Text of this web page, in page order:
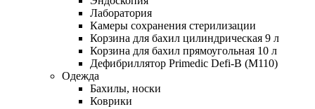
Лаборатория
Камеры сохранения стерилизации
Корзина для бахил цилиндрическая 9 л
Корзина для бахил прямоугольная 10 л
Дефибриллятор Primedic Defi-B (M110)
Одежда
Бахилы, носки
Коврики